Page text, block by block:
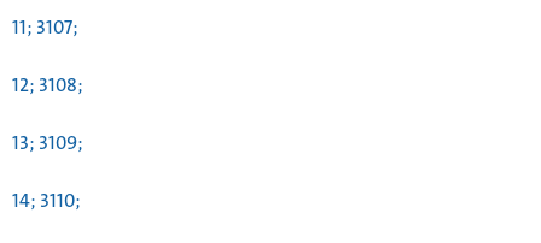
11; 3107;
12; 3108;
13; 3109;
14; 3110;